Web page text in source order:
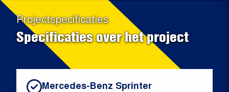
Projectspecificaties
Specificaties over het project
Mercedes-Benz Sprinter